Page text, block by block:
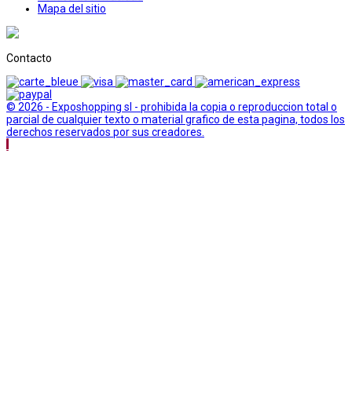
Mapa del sitio
Contacto
© 2026 - Exposhopping sl - prohibida la copia o reproduccion total o
parcial de cualquier texto o material grafico de esta pagina, todos los
derechos reservados por sus creadores.